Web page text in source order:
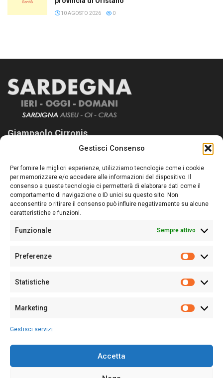
Gestisci Consenso
Per fornire le migliori esperienze, utilizziamo tecnologie come i cookie
per memorizzare e/o accedere alle informazioni del dispositivo. Il
consenso a queste tecnologie ci permetterà di elaborare dati come il
comportamento di navigazione o ID unici su questo sito. Non
acconsentire o ritirare il consenso può influire negativamente su alcune
caratteristiche e funzioni.
Funzionale Sempre attivo
Preferenze
Statistiche
Marketing
Gestisci servizi
Accetta
10 AGOSTO 2026 0
Giampaolo Cirronis
Sardegna Ieri-Oggi-Domani nasce per informare “liberamente” i
nostro passato e, soprattutto, al nostro futuro
Follow Us
Sede:Via Cristoforo Colombo 09013 Carbonia
Partita IVA02270380922
128/2020 del 10/02/2020
Per la Pubblicità: